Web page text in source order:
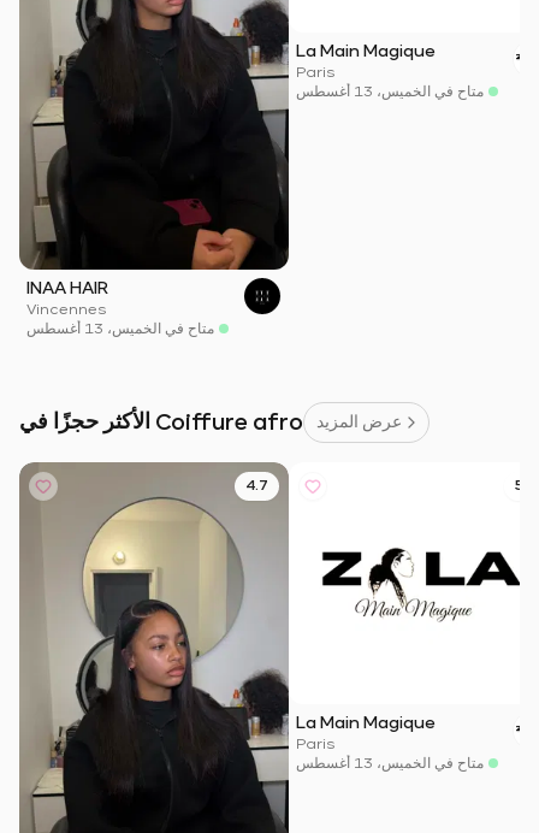
INAA HAIR
Vincennes
متاح في الخميس، 13 أغسطس
La Main Magique
Paris
متاح في الخميس، 13 أغسطس
الأكثر حجزًا في Coiffure afro عرض المزيد
4.7 5.0
La Main Magique
Paris
متاح في الخميس، 13 أغسطس